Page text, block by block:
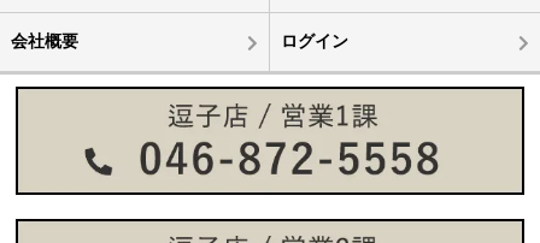
会社概要 ログイン